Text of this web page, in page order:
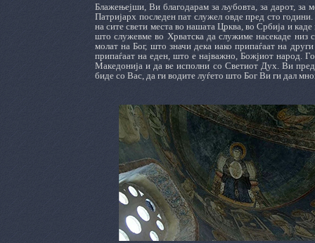
Блажењејши, Ви благодарам за љубовта, за дарот, за
Патријарх последен пат служел овде пред сто
на сите свети места во нашата Црква, во Србија и
што служевме во Хрватска да служиме насекаде низ
молат на Бог, што значи дека иако припаѓаат на
припаѓаат на еден, што е најважно, Божјиот народ.
Македонија и да ве исполни со Светиот Дух. Ви
биде со Вас, да ги водите луѓето што Бог Ви ги дал